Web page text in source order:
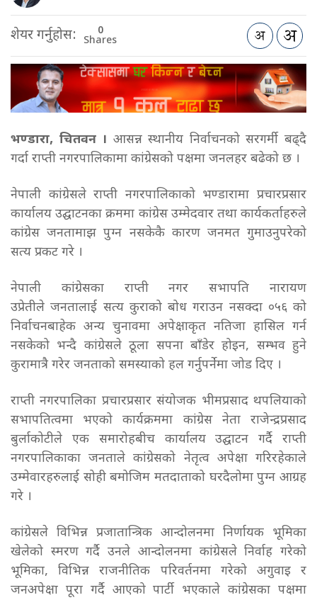
शेयर गर्नुहोस: 0
Shares
भण्डारा, चितवन । आसन्न स्थानीय निर्वाचनको सरगर्मी बढ्दै
गर्दा राप्ती नगरपालिकामा कांग्रेसको पक्षमा जनलहर बढेको छ ।
नेपाली कांग्रेसले राप्ती नगरपालिकाको भण्डारामा प्रचारप्रसार
कार्यालय उद्घाटनका क्रममा कांग्रेस उम्मेदवार तथा कार्यकर्ताहरुले
कांग्रेस जनतामाझ पुग्न नसकेकै कारण जनमत गुमाउनुपरेको
सत्य प्रकट गरे ।
नेपाली कांग्रेसका राप्ती नगर सभापति नारायण
उप्रेतीले जनतालाई सत्य कुराको बोध गराउन नसक्दा ०५६ को
निर्वाचनबाहेक अन्य चुनावमा अपेक्षाकृत नतिजा हासिल गर्न
नसकेको भन्दै कांग्रेसले ठूला सपना बाँडेर होइन, सम्भव हुने
कुरामात्रै गरेर जनताको समस्याको हल गर्नुपर्नेमा जोड दिए ।
राप्ती नगरपालिका प्रचारप्रसार संयोजक भीमप्रसाद थपलियाको
सभापतित्वमा भएको कार्यक्रममा कांग्रेस नेता राजेन्द्रप्रसाद
बुर्लाकोटीले एक समारोहबीच कार्यालय उद्घाटन गर्दै राप्ती
नगरपालिकाका जनताले कांग्रेसको नेतृत्व अपेक्षा गरिरहेकाले
उम्मेवारहरुलाई सोही बमोजिम मतदाताको घरदैलोमा पुग्न आग्रह
गरे ।
कांग्रेसले विभिन्न प्रजातान्त्रिक आन्दोलनमा निर्णायक भूमिका
खेलेको स्मरण गर्दै उनले आन्दोलनमा कांग्रेसले निर्वाह गरेको
भूमिका, विभिन्न राजनीतिक परिवर्तनमा गरेको अगुवाइ र
जनअपेक्षा पूरा गर्दै आएको पार्टी भएकाले कांग्रेसका पक्षमा